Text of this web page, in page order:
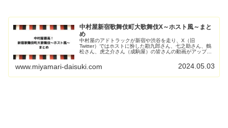
中村屋新宿歌舞伎町大歌舞伎X～ホスト風～まと
め
中村屋のアドトラックが新宿や渋谷を走り、X（旧
Twitter）ではホストに扮した勘九郎さん、七之助さん、鶴
松さん、虎之介さん（成駒屋）の皆さんの動画がアップさ
www.miyamari-daisuki.com 2024.05.03